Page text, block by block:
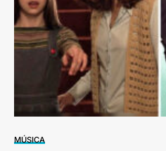
MÚSICA